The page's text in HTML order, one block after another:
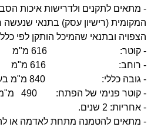
- מתאים לתקנים ולדרישות איכות
המקומית (רישיון עסק) בתנאי שנעשה
הצפויה ובתנאי שהמיכל הותקן לפי
- קוטר: 616 מ"מ
- רוחב: 616 מ"מ
- גובה כללי: 840 מ"מ בערך (כולל המכסה).
- קוטר פנימי של הפתח: 490 מ"מ
- אחריות: 2 שנים.
- מתאים להטמנה מתחת לאדמה או